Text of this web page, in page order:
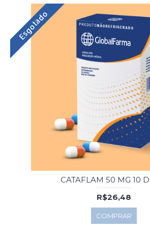
Esgotado
CATAFLAM 50 MG 10
R$26,48
COMPRAR